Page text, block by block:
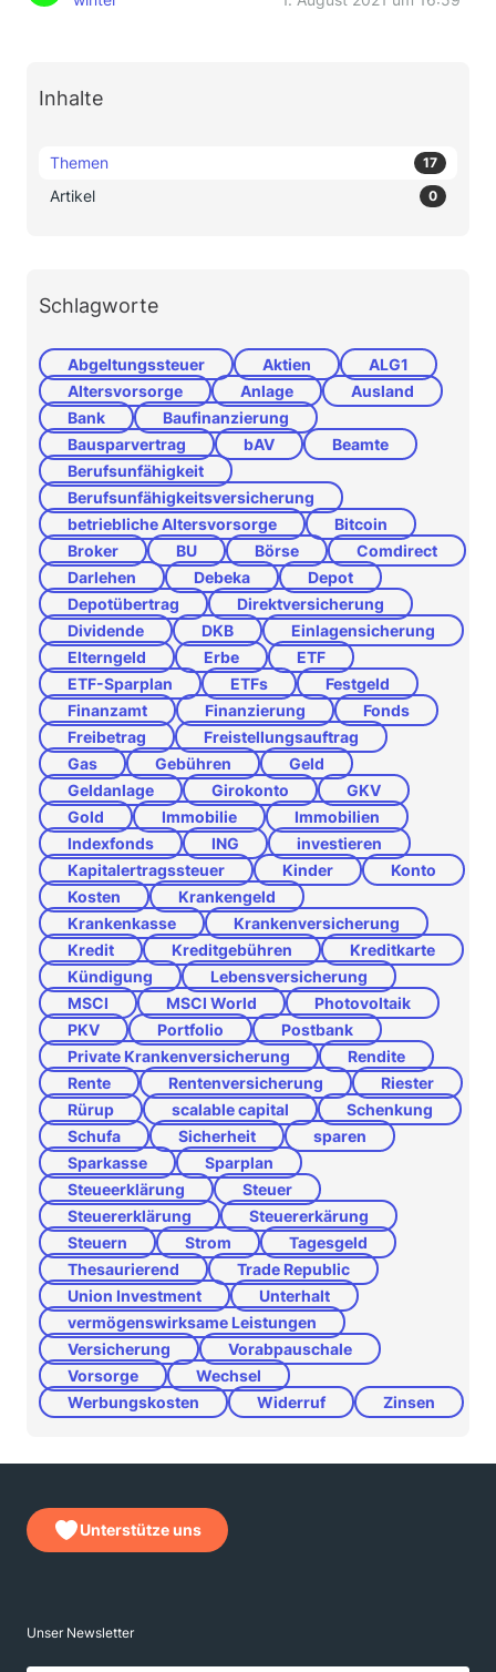
Inhalte
Themen 17
Artikel 0
Schlagworte
Abgeltungssteuer Aktien
ALG1
Altersvorsorge
Anlage
Ausland
Bank
Baufinanzierung
Bausparvertrag
bAV
Beamte
Berufsunfähigkeit
Berufsunfähigkeitsversicherung
betriebliche Altersvorsorge
Bitcoin
Broker
BU Börse
Comdirect
Darlehen
Debeka
Depot
Depotübertrag
Direktversicherung
Dividende
DKB
Einlagensicherung
Elterngeld
Erbe
ETF
ETF-Sparplan
ETFs
Festgeld
Finanzamt
Finanzierung
Fonds
Freibetrag
Freistellungsauftrag
Gas
Gebühren
Geld
Geldanlage
Girokonto
GKV
Gold
Immobilie
Immobilien
Indexfonds
ING
investieren
Kapitalertragssteuer
Kinder
Konto
Kosten
Krankengeld
Krankenkasse
Krankenversicherung
Kredit
Kreditgebühren
Kreditkarte
Kündigung
Lebensversicherung
MSCI
MSCI World
Photovoltaik
PKV
Portfolio
Postbank
Private Krankenversicherung
Rendite
Rente
Rentenversicherung
Riester
Rürup
scalable capital
Schenkung
Schufa
Sicherheit
sparen
Sparkasse
Sparplan
Steueerklärung
Steuer
Steuererklärung
Steuererkärung
Steuern
Strom
Tagesgeld
Thesaurierend
Trade Republic
Union Investment
Unterhalt
vermögenswirksame Leistungen
Versicherung
Vorabpauschale
Vorsorge
Wechsel
Werbungskosten
Widerruf Zinsen
Unterstütze uns